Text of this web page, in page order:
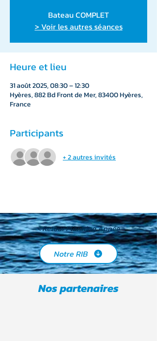
Bateau COMPLET
> Voir les autres séances
Heure et lieu
31 août 2025, 08:30 – 12:30
Hyères, 882 Bd Front de Mer, 83400 Hyères,
France
Participants
+ 2 autres invités
< Retour Planning Apnée
Notre RIB
Nos partenaires